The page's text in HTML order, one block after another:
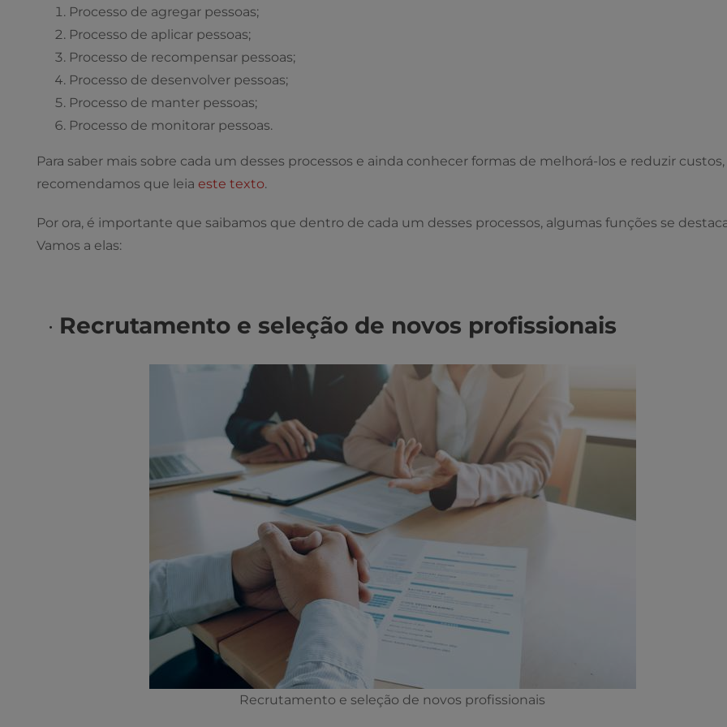
Processo de agregar pessoas;
Processo de aplicar pessoas;
Processo de recompensar pessoas;
Processo de desenvolver pessoas;
Processo de manter pessoas;
Processo de monitorar pessoas.
Para saber mais sobre cada um desses processos e ainda conhecer formas de melhorá-los e reduzir custos,
recomendamos que leia este texto.
Por ora, é importante que saibamos que dentro de cada um desses processos, algumas funções se
Vamos a elas:
· Recrutamento e seleção de novos profissionais
Recrutamento e seleção de novos profissionais